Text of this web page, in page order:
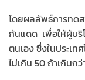
โดยผลลัพธ์การทด
กันแดด เพื่อให้ผู้บริ
ตนเอง ซึ่งในประเท
ไม่เกิน 50 ถ้าเกินกว่